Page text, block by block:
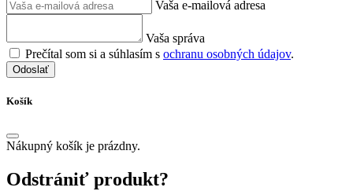
Vaša e-mailová adresa
Vaša správa
Prečítal som si a súhlasím s ochranu osobných údajov.
Odoslať
Košík
Nákupný košík je prázdny.
Odstrániť produkt?